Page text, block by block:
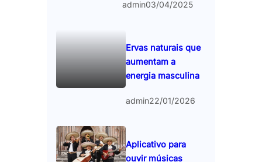
admin03/04/2025
Ervas naturais que
aumentam a
energia masculina
admin22/01/2026
Aplicativo para
ouvir músicas